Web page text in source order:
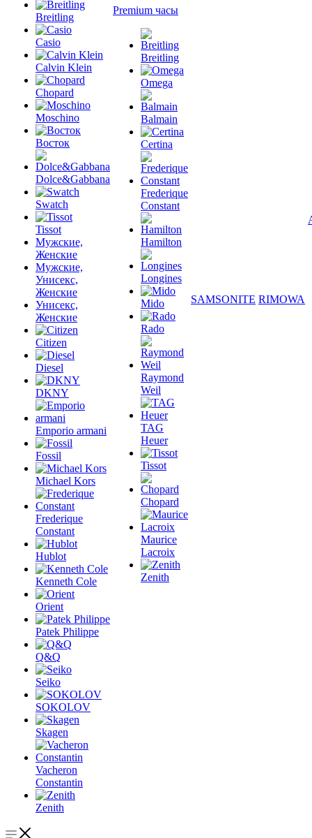
Breitling
Casio
Calvin Klein
Chopard
Moschino
Восток
Dolce&Gabbana
Swatch
Tissot
Мужские,
Женские
Мужские,
Унисекс,
Женские
Унисекс,
Женские
Citizen
Diesel
DKNY
Emporio armani
Fossil
Michael Kors
Frederique
Constant
Hublot
Kenneth Cole
Orient
Patek Philippe
Q&Q
Seiko
SOKOLOV
Skagen
Vacheron
Constantin
Zenith
Premium часы
Breitling
Omega
Balmain
Certina
Frederique
Constant
Hamilton
Longines
Mido
Rado
Raymond
Weil
TAG
Heuer
Tissot
Chopard
Maurice
Lacroix
Zenith
SAMSONITE RIMOWA